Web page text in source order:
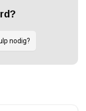
nodig?